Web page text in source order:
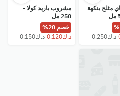
مثلج بنكهة
⁦د.ك0.250⁩
مشروب باريد كولا -
250 مل
خصم 20%
⁦د.ك0.150⁩